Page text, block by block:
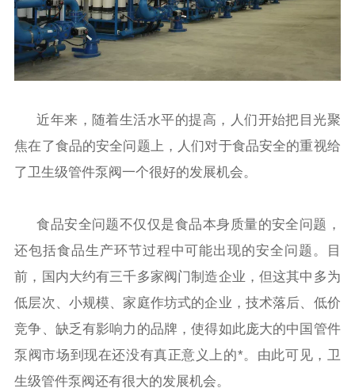
近年来，随着生活水平的提高，人们开始把目光聚
焦在了食品的安全问题上，人们对于食品安全的重视给
了卫生级管件泵阀一个很好的发展机会。
食品安全问题不仅仅是食品本身质量的安全问题，
还包括食品生产环节过程中可能出现的安全问题。目
前，国内大约有三千多家阀门制造企业，但这其中多为
低层次、小规模、家庭作坊式的企业，技术落后、低价
竞争、缺乏有影响力的品牌，使得如此庞大的中国管件
泵阀市场到现在还没有真正意义上的*。由此可见，卫
生级管件泵阀还有很大的发展机会。